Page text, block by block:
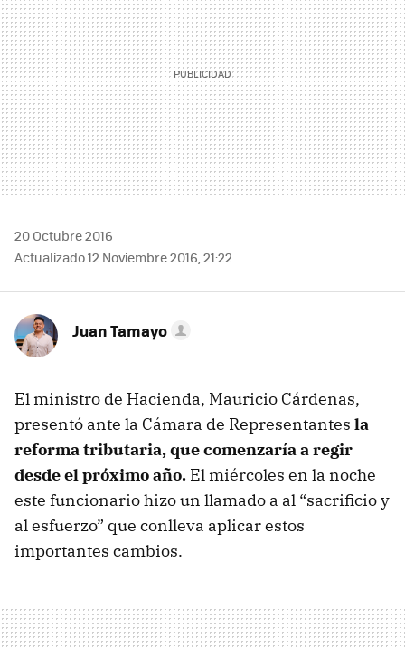
20 Octubre 2016
Actualizado 12 Noviembre 2016, 21:22
Juan Tamayo
El ministro de Hacienda, Mauricio Cárdenas,
presentó ante la Cámara de Representantes la
reforma tributaria, que comenzaría a regir
desde el próximo año. El miércoles en la noche
este funcionario hizo un llamado a al “sacrificio y
al esfuerzo” que conlleva aplicar estos
importantes cambios.